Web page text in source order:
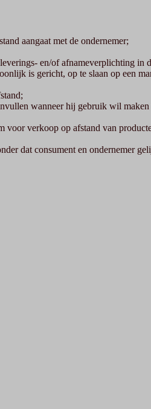
aangaat met de ondernemer;
en/of afnameverplichting in
is gericht, op te slaan op een
wanneer hij gebruik wil
voor verkoop op afstand van
dat consument en ondernemer